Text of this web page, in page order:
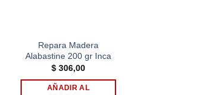
Repara Madera
Alabastine 200 gr Inca
$ 306,00
AÑADIR AL